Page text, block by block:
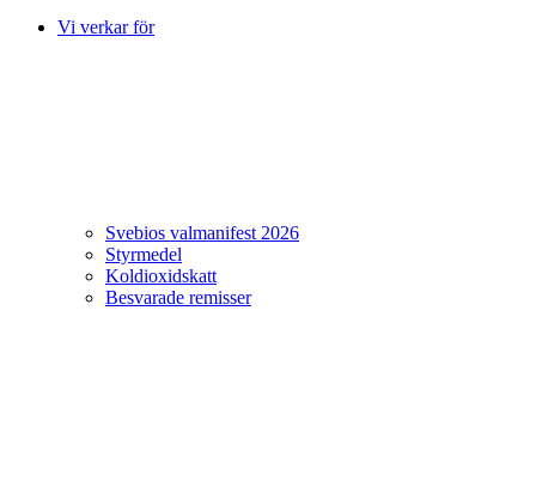
Vi verkar för
Svebios valmanifest 2026
Styrmedel
Koldioxidskatt
Besvarade remisser